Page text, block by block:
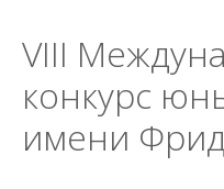
VIII
конкурс
имени